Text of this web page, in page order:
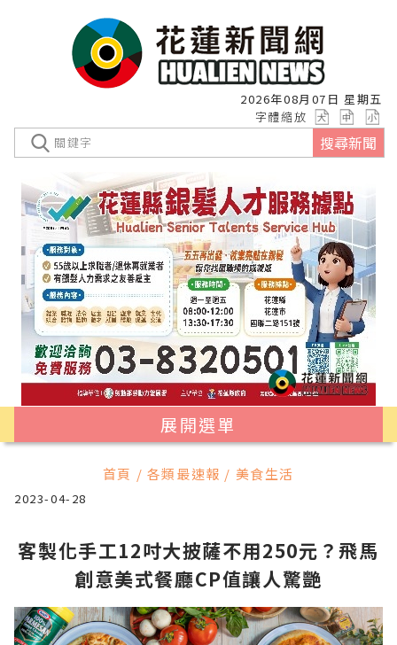
2026年08月07日 星期五
字體縮放
搜尋新聞
展開選單
首頁 / 各類最速報 / 美食生活
2023-04-28
客製化手工12吋大披薩不用250元？飛馬
創意美式餐廳CP值讓人驚艷